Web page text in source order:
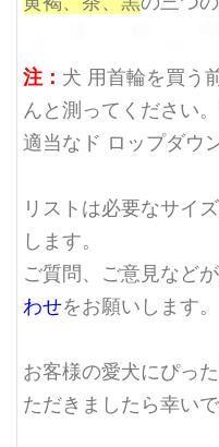
注： 犬 用首輪を買う
んと測ってください
適当なド ロップダウ
リストは必要なサイズ
します。
ご質問、ご意見など
わせをお願いします。
お客様の愛犬にぴっ
ただきましたら幸いで